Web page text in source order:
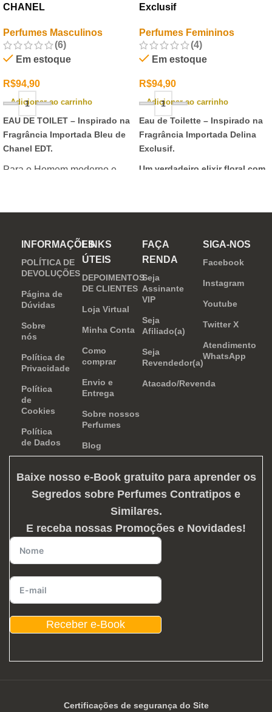
CHANEL
Perfumes Masculinos
(6)
Em estoque
R$94,90
Adicionar ao carrinho
EAU DE TOILET – Inspirado na
Fragrância Importada Bleu de
Chanel EDT.
Para o Homem moderno e
inovar sempre, provocando
e determinação.
Exclusif
Perfumes Femininos
(4)
Em estoque
R$94,90
Adicionar ao carrinho
Eau de Toilette – Inspirado na
Fragrância Importada Delina
Exclusif.
Um verdadeiro elixir floral com
INFORMAÇÕES
POLÍTICA DE
DEVOLUÇÕES
Página de
Dúvidas
Sobre
nós
Política de
Privacidade
Política
de
Cookies
Política
de Dados
LINKS
ÚTEIS
DEPOIMENTOS
DE CLIENTES
Loja Virtual
Minha Conta
Como
comprar
Envio e
Entrega
Sobre nossos
Perfumes
Blog
FAÇA
RENDA
Seja
Assinante
VIP
Seja
Afiliado(a)
Seja
Revendedor(a)
Atacado/Revenda
SIGA-NOS
Facebook
Instagram
Youtube
Twitter X
Atendimento
WhatsApp
Baixe nosso e-Book gratuito para aprender os
Segredos sobre Perfumes Contratipos e
Similares.
E receba nossas Promoções e Novidades!
Receber e-Book
Certificações de segurança do Site